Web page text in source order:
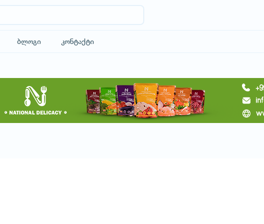
ბლოგი კონტაქტი
მოითხოვე ტური